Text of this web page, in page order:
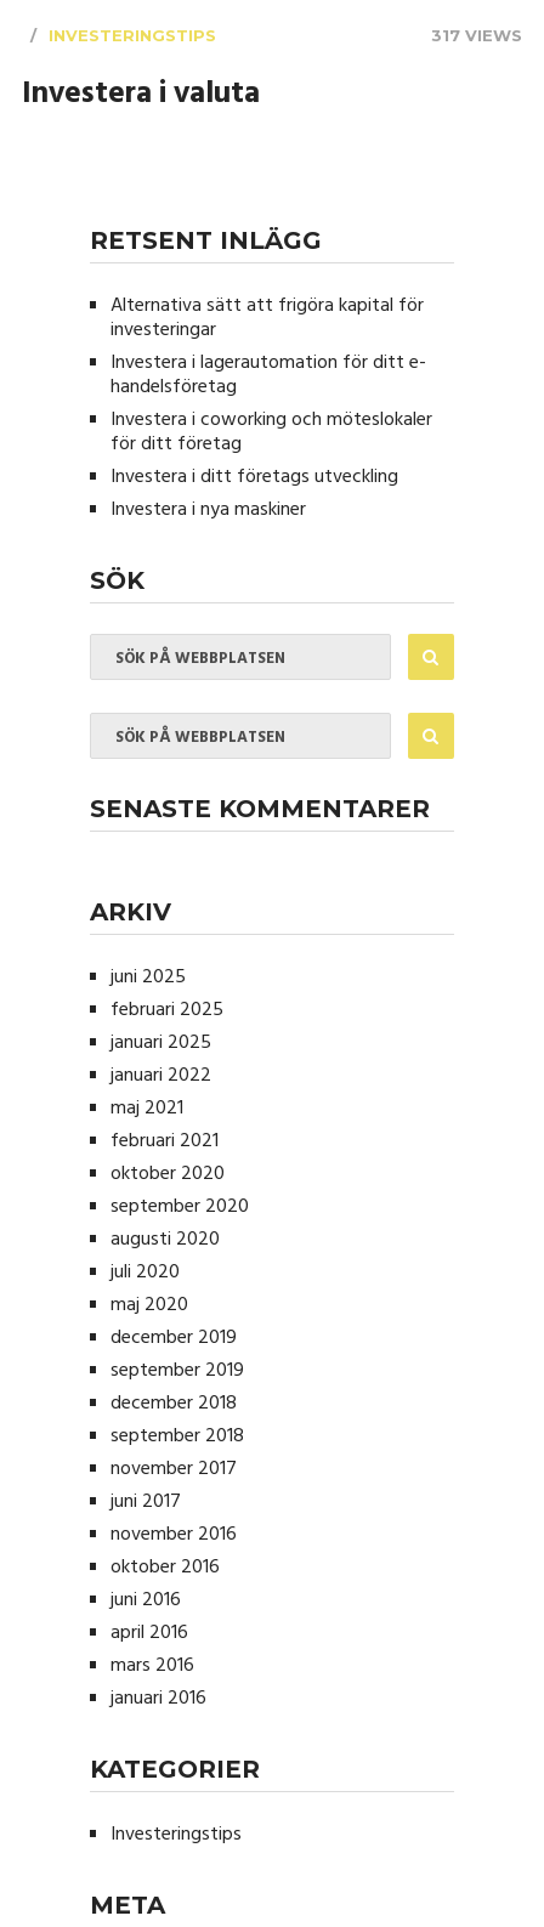
INVESTERINGSTIPS 317 VIEWS
Investera i valuta
RETSENT INLÄGG
Alternativa sätt att frigöra kapital för
investeringar
Investera i lagerautomation för ditt e-
handelsföretag
Investera i coworking och möteslokaler
för ditt företag
Investera i ditt företags utveckling
Investera i nya maskiner
SÖK
SENASTE KOMMENTARER
ARKIV
juni 2025
februari 2025
januari 2025
januari 2022
maj 2021
februari 2021
oktober 2020
september 2020
augusti 2020
juli 2020
maj 2020
december 2019
september 2019
december 2018
september 2018
november 2017
juni 2017
november 2016
oktober 2016
juni 2016
april 2016
mars 2016
januari 2016
KATEGORIER
Investeringstips
META